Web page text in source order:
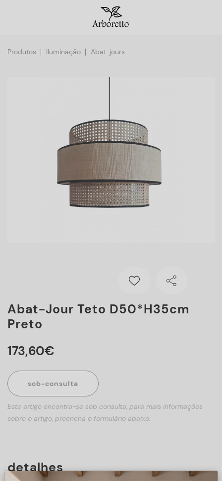
Produtos Iluminação Abat-jours
Abat-Jour Teto D50*H35cm
Preto
173,60€
sob-consulta
Este artigo encontra-se sob consulta, para mais informações
sobre o artigo, preencha o formulário abaixo.
detalhes